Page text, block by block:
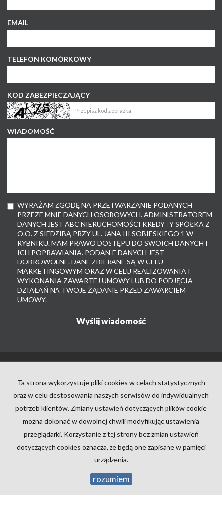
EMAIL
TELEFON KOMÓRKOWY
KOD ZABEZPIECZAJĄCY
WIADOMOŚĆ
WYRAŻAM ZGODĘ NA PRZETWARZANIE PODANYCH
PRZEZE MNIE DANYCH OSOBOWYCH. ADMINISTRATOREM
DANYCH JEST ABC NIERUCHOMOŚCI KREDYTY SPÓŁKA Z
O.O. Z SIEDZIBĄ PRZY UL. JANA III SOBIESKIEGO 1 W
RYBNIKU. MAM PRAWO DOSTĘPU DO SWOICH DANYCH I
ICH POPRAWIANIA. PODANIE DANYCH JEST
DOBROWOLNE. DANE ZBIERANE SĄ W CELU
MARKETINGOWYM ORAZ W CELU REALIZOWANIA I
WYKONANIA ZAWARTEJ UMOWY LUB DO PODJĘCIA
DZIAŁAŃ NA TWOJE ŻĄDANIE PRZED ZAWARCIEM
UMOWY.
ABCNIERUCHOMOŚCI
tel./fax:32/421 15 70
e-mail:biuro@abc-rybnik.com.pl
Mieszkania na wynajem
Domyna wynajem
na wynajem
Ta strona wykorzystuje pliki cookies w celach statystycznych
oraz w celu dostosowania naszych serwisów do indywidualnych
potrzeb klientów. Zmiany ustawień dotyczących plików cookie
można dokonać w dowolnej chwili modyfikując ustawienia
przeglądarki. Korzystanie z tej strony bez zmian ustawień
dotyczących cookies oznacza, że będą one zapisane w pamięci
urządzenia.
rozumiem